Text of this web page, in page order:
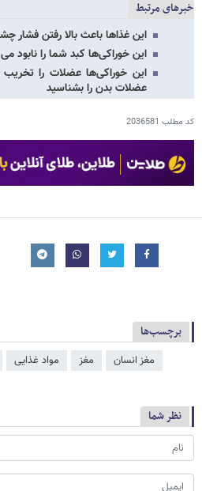
خبرهای مرتبط
این غذاها باعث بالا رفتن فشار
این خوراکی‌ها کبد شما را نابود
این خوراکی‌ها عضلات را
عضلات بدن را بشناسید
کد مطلب 2036581
برچسب‌ها
مغز انسان مغز مواد غذایی
نظر شما